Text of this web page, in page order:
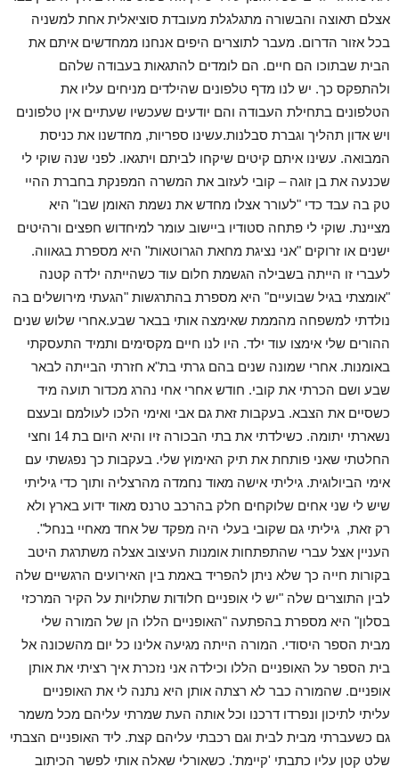
אצלם תאוצה והבשורה מתגלגלת מעובדת סוציאלית אחת למשניה
בכל אזור הדרום. מעבר לתוצרים היפים אנחנו ממחדשים איתם את
הבית שבתוכו הם חיים. הם לומדים להתגאות בעבודה שלהם
ולהתפקס כך. יש לנו מדף טלפונים שהילדים מניחים עליו את
הטלפונים בתחילת העבודה והם יודעים שעכשיו שעתיים אין טלפונים
ויש אדון תהליך וגברת סבלנות.עשינו ספריות, מחדשנו את כניסת
המבואה. עשינו איתם קיטים שיקחו לביתם ויתגאו. לפני שנה שוקי לי
שכנעה את בן זוגה – קובי לעזוב את המשרה המפנקת בחברת ההיי
טק בה עבד כדי "לעורר אצלו מחדש את נשמת האומן שבו" היא
מציינת. שוקי לי פתחה סטודיו ביישוב עומר למיחדוש חפצים ורהיטים
ישנים או זרוקים "אני נציגת מחאת הגרוטאות" היא מספרת בגאווה.
לעברי זו הייתה בשבילה הגשמת חלום עוד כשהייתה ילדה קטנה
"אומצתי בגיל שבועיים" היא מספרת בהתרגשות "הגעתי מירושלים בה
נולדתי למשפחה מהממת שאימצה אותי בבאר שבע.אחרי שלוש שנים
ההורים שלי אימצו עוד ילד. היו לנו חיים מקסימים ותמיד התעסקתי
באומנות. אחרי שמונה שנים בהם גרתי בת"א חזרתי הבייתה לבאר
שבע ושם הכרתי את קובי. חודש אחרי אחי נהרג מכדור תועה מיד
כשסיים את הצבא. בעקבות זאת גם אבי ואימי הלכו לעולמם ובעצם
נשארתי יתומה. כשילדתי את בתי הבכורה זיו והיא היום בת 14 וחצי
החלטתי שאני פותחת את תיק האימוץ שלי. בעקבות כך נפגשתי עם
אימי הביולוגית. גיליתי אישה מאוד נחמדה מהרצליה ותוך כדי גיליתי
שיש לי שני אחים שלוקחים חלק בהרכב טרנס מאוד ידוע בארץ ולא
רק זאת, גיליתי גם שקובי בעלי היה מפקד של אחד מאחיי בנחל".
העניין אצל עברי שהתפתחות אומנות העיצוב אצלה משתרגת היטב
בקורות חייה כך שלא ניתן להפריד באמת בין האירועים הרגשיים שלה
לבין התוצרים שלה "יש לי אופניים חלודות שתלויות על הקיר המרכזי
בסלון" היא מספרת בהפתעה "האופניים הללו הן של המורה שלי
מבית הספר היסודי. המורה הייתה מגיעה אלינו כל יום מהשכונה אל
בית הספר על האופניים הללו וכילדה אני נזכרת איך רציתי את אותן
אופניים. שהמורה כבר לא רצתה אותן היא נתנה לי את האופניים
עליתי לתיכון ונפרדו דרכנו וכל אותה העת שמרתי עליהם מכל משמר
גם כשעברתי מבית לבית וגם רכבתי עליהם קצת. ליד האופניים הצבתי
שלט קטן עליו כתבתי 'קיימת'. כשאורלי שאלה אותי לפשר הכיתוב